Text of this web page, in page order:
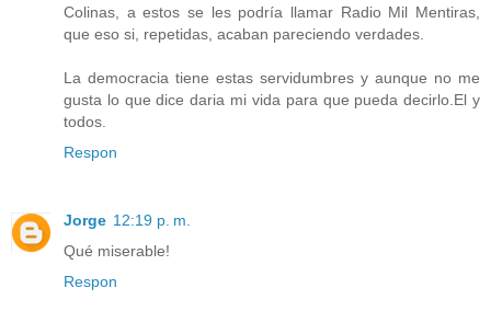
Colinas, a estos se les podría llamar Radio Mil Mentiras,
que eso si, repetidas, acaban pareciendo verdades.
La democracia tiene estas servidumbres y aunque no me
gusta lo que dice daria mi vida para que pueda decirlo.El y
todos.
Respon
Jorge 12:19 p. m.
Qué miserable!
Respon